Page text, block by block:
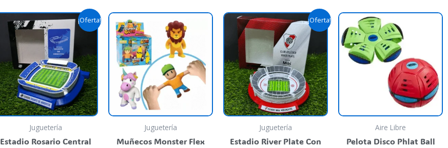
¡Oferta!
Juguetería
Estadio Rosario Central
Original
price
was:
$ 59.900,00.
Current
price
is:
$ 40.000,00.
Juguetería
Muñecos Monster Flex
This
product
multiple
variants.
The
options
may
chosen
¡Oferta!
Juguetería
Estadio River Plate Con
Original
price
was:
$ 59.900,00.
Current
price
is:
$ 40.000,00.
Aire Libre
Pelota Disco Phlat Ball